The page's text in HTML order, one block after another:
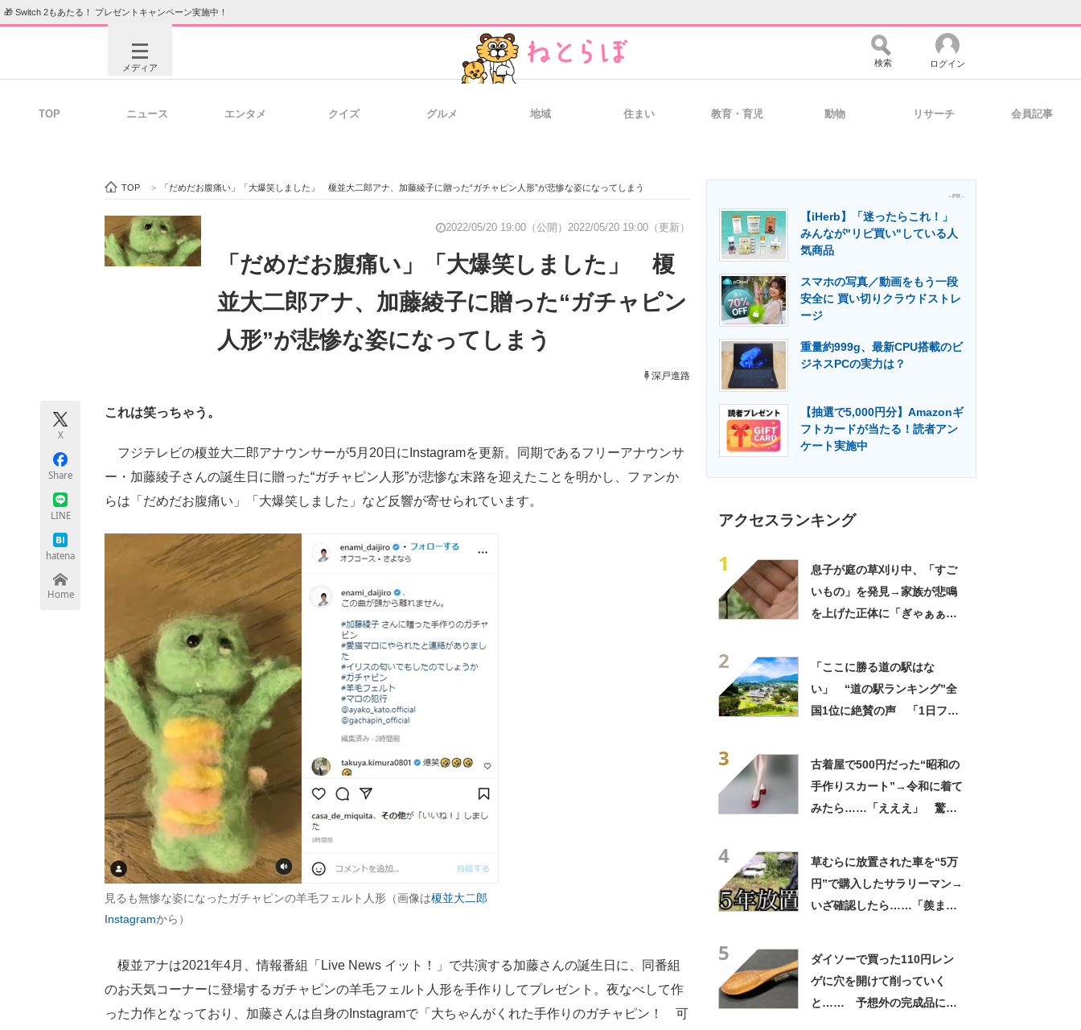
🎁 Switch 2もあたる！ プレゼントキャンペーン実施中！
メディア
ビジネスと働き方のヒント 経営リーダーのコミュニティ マーケ×ITの今がよく分かる
ITエンジニア向け専門サイト 企業向けIT製品の総合サイト IT製品の技術・比較・事例 製造業のIT導入・活用を支援
エネルギーの専門メディア 建設×テクノロジーの最前線
ちょっと気になるネットの話題
検索 ログイン
TOP ニュース エンタメ クイズ グルメ 地域 住まい 教育・育児 動物 リサーチ 会員記事
TOP > 「だめだお腹痛い」「大爆笑しました」 榎並大二郎アナ、加藤綾子に贈った“ガチャピン人形”が悲惨な姿になってしまう
2022/05/20 19:00（公開） 2022/05/20 19:00（更新）
「だめだお腹痛い」「大爆笑しました」 榎
並大二郎アナ、加藤綾子に贈った“ガチャピン
人形”が悲惨な姿になってしまう
深戸進路
X
Share
LINE
hatena
Home
これは笑っちゃう。
フジテレビの榎並大二郎アナウンサーが5月20日にInstagramを更新。同期であるフリーアナウンサ
ー・加藤綾子さんの誕生日に贈った“ガチャピン人形”が悲惨な末路を迎えたことを明かし、ファンか
らは「だめだお腹痛い」「大爆笑しました」など反響が寄せられています。
見るも無惨な姿になったガチャピンの羊毛フェルト人形（画像は榎並大二郎
Instagramから）
榎並アナは2021年4月、情報番組「Live News イット！」で共演する加藤さんの誕生日に、同番組
のお天気コーナーに登場するガチャピンの羊毛フェルト人形を手作りしてプレゼント。夜なべして作
った力作となっており、加藤さんは自身のInstagramで「大ちゃんがくれた手作りのガチャピン！ 可
- PR -
【iHerb】「迷ったらこれ！」
みんなが"リピ買い"している人
気商品
スマホの写真／動画をもう一段
安全に 買い切りクラウドストレ
ージ
重量約999g、最新CPU搭載のビ
ジネスPCの実力は？
【抽選で5,000円分】Amazonギ
フトカードが当たる！読者アン
ケート実施中
アクセスランキング
1
息子が庭の草刈り中、「すご
いもの」を発見→家族が悲鳴
を上げた正体に「ぎゃぁぁぁ
2
「ここに勝る道の駅はな
い」 “道の駅ランキング”全
国1位に絶賛の声 「1日フル
3
古着屋で500円だった“昭和の
手作りスカート”→令和に着て
みたら……「えええ」 驚き
4
草むらに放置された車を“5万
円”で購入したサラリーマン→
いざ確認したら……「羨まし
5
ダイソーで買った110円レン
ゲに穴を開けて削っていく
と…… 予想外の完成品に